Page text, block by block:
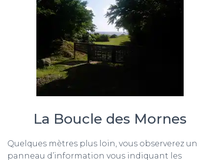
La Boucle des Mornes
Quelques mètres plus loin, vous observerez un
panneau d’information vous indiquant les